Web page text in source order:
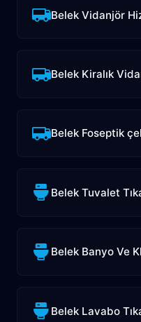
Belek Vidanjör
Belek Kiralık
Belek Foseptik
Belek Tuvalet
Belek Banyo Ve
Belek Lavabo